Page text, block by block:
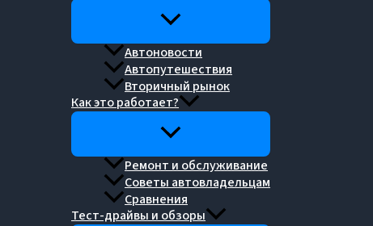
Автоновости
Автопутешествия
Вторичный рынок
Как это работает?
Ремонт и обслуживание
Советы автовладельцам
Сравнения
Тест-драйвы и обзоры